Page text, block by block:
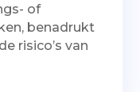
of
benadrukt
risico’s van